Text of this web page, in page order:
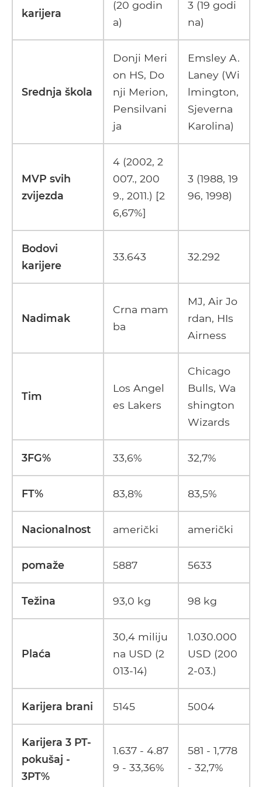
karijera
(20 godin
a)
3 (19 godi
na)
Srednja škola
Donji Meri
on HS, Do
nji Merion,
Pensilvani
ja
Emsley A.
Laney (Wi
lmington,
Sjeverna
Karolina)
MVP svih
zvijezda
4 (2002, 2
007., 200
9., 2011.) [2
6,67%]
3 (1988, 19
96, 1998)
Bodovi
karijere
33.643 32.292
Nadimak
Crna mam
ba
MJ, Air Jo
rdan, HIs
Airness
Tim
Los Angel
es Lakers
Chicago
Bulls, Wa
shington
Wizards
3FG% 33,6% 32,7%
FT% 83,8% 83,5%
Nacionalnost američki američki
pomaže 5887 5633
Težina 93,0 kg 98 kg
Plaća
30,4 miliju
na USD (2
013-14)
1.030.000
USD (200
2-03.)
Karijera brani 5145 5004
Karijera 3 PT-
pokušaj -
3PT%
1.637 - 4.87
9 - 33,36%
581 - 1,778
- 32,7%